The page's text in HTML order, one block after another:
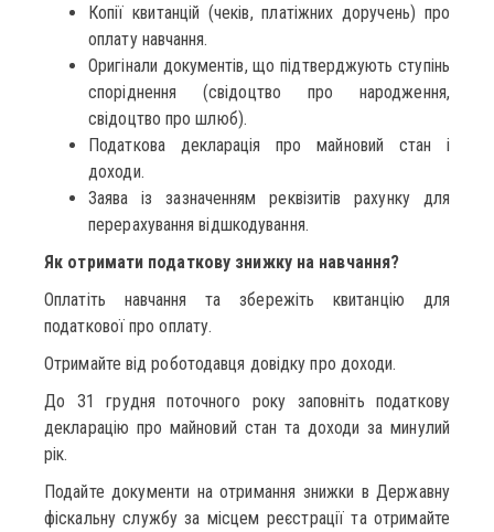
Копії квитанцій (чеків, платіжних доручень) про
оплату навчання.
Оригінали документів, що підтверджують ступінь
споріднення (свідоцтво про народження,
свідоцтво про шлюб).
Податкова декларація про майновий стан і
доходи.
Заява із зазначенням реквізитів рахунку для
перерахування відшкодування.
Як отримати податкову знижку на навчання?
Оплатіть навчання та збережіть квитанцію для
податкової про оплату.
Отримайте від роботодавця довідку про доходи.
До 31 грудня поточного року заповніть податкову
декларацію про майновий стан та доходи за минулий
рік.
Подайте документи на отримання знижки в Державну
фіскальну службу за місцем реєстрації та отримайте